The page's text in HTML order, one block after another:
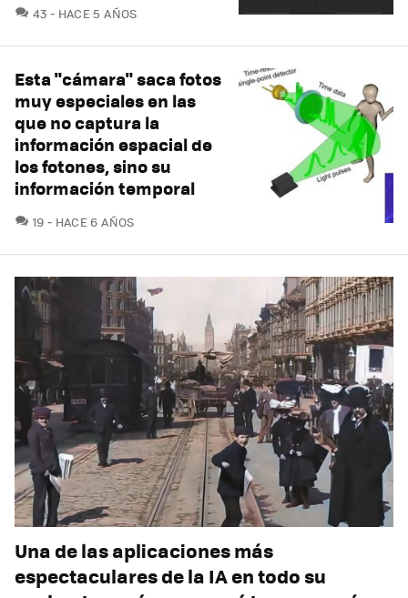
43 COMENTARIOS
HACE 5 AÑOS
Esta "cámara" saca fotos
muy especiales en las
que no captura la
información espacial de
los fotones, sino su
información temporal
19 COMENTARIOS
HACE 6 AÑOS
Una de las aplicaciones más
espectaculares de la IA en todo su